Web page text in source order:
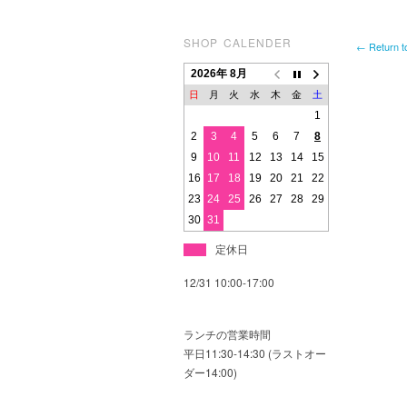
SHOP CALENDER
2026年 8月
日 月 火 水 木 金 土
1
2
3 4 5 6 7
8
9
10 11 12 13 14
15
16
17 18 19 20 21
22
23 24 25 26 27 28
29
30 31
定休日
12/31 10:00-17:00
ランチの営業時間
平日11:30-14:30 (ラストオー
ダー14:00)
← Return